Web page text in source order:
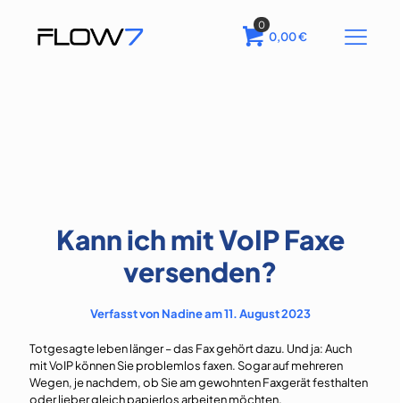
0
0,00€
Kann ich mit VoIP Faxe
versenden?
Verfasst von Nadine am 11. August 2023
Totgesagte leben länger – das Fax gehört dazu. Und ja: Auch
mit VoIP können Sie problemlos faxen. Sogar auf mehreren
Wegen, je nachdem, ob Sie am gewohnten Faxgerät festhalten
oder lieber gleich papierlos arbeiten möchten.